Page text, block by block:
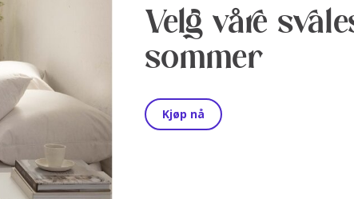
Velg våre
sommer
Kjøp nå